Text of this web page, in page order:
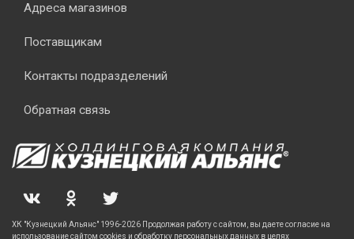
Адреса магазинов
Поставщикам
Контакты подразделений
Обратная связь
ХК "Кузнецкий Альянс" 1996-2026 Продолжая работу с сайтом, вы даете согласие на
использование сайтом cookies и обработку персональных данных в целях